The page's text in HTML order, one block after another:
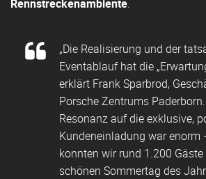
Rennstreckenambiente.
„Die Realisierung und der
Eventablauf hat die
erklärt Frank Sparbrod,
Porsche Zentrums
Resonanz auf die exklusive,
Kundeneinladung war enorm
konnten wir rund 1.200
schönen Sommertag des